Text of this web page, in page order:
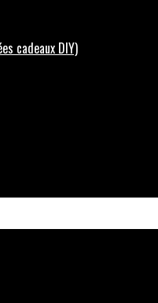
cadeaux DIY)